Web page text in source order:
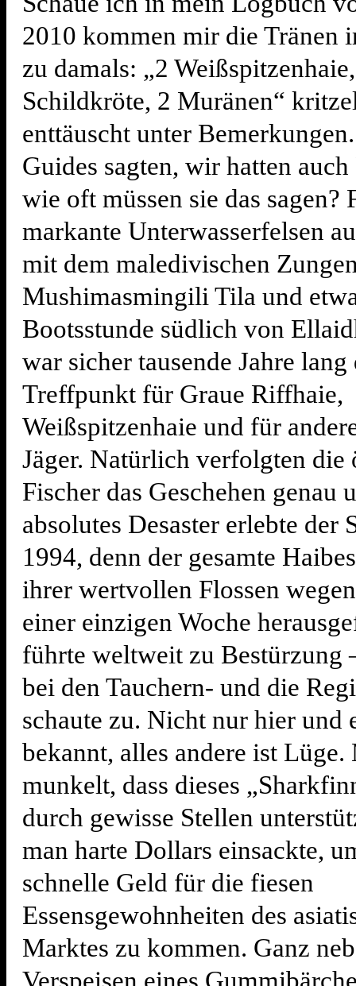
2010 kommen mir die Tränen
zu damals: „2
Schildkröte, 2 Muränen“
enttäuscht unter
Guides sagten, wir hatten auch
wie oft müssen sie das sagen?
markante Unterwasserfelsen
mit dem maledivischen
Mushimasmingili Tila und
Bootsstunde südlich von
war sicher tausende Jahre lang
Treffpunkt für Graue Riffhaie,
Weißspitzenhaie und für
Jäger. Natürlich verfolgten die
Fischer das Geschehen genau
absolutes Desaster erlebte der
1994, denn der gesamte
ihrer wertvollen Flossen
einer einzigen Woche
führte weltweit zu Bestürzung
bei den Tauchern- und die
schaute zu. Nicht nur hier und
bekannt, alles andere ist Lüge.
munkelt, dass dieses
durch gewisse Stellen
man harte Dollars einsackte,
schnelle Geld für die fiesen
Essensgewohnheiten des
Marktes zu kommen. Ganz